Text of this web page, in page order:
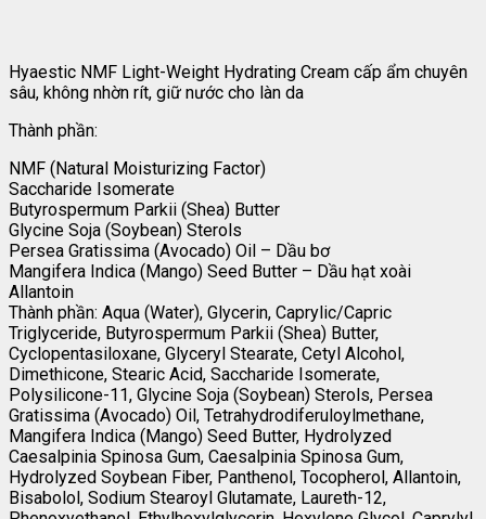
Hyaestic NMF Light-Weight Hydrating Cream cấp ẩm chuyên
sâu, không nhờn rít, giữ nước cho làn da
Thành phần:
NMF (Natural Moisturizing Factor)
Saccharide Isomerate
Butyrospermum Parkii (Shea) Butter
Glycine Soja (Soybean) Sterols
Persea Gratissima (Avocado) Oil – Dầu bơ
Mangifera Indica (Mango) Seed Butter – Dầu hạt xoài
Allantoin
Thành phần: Aqua (Water), Glycerin, Caprylic/Capric
Triglyceride, Butyrospermum Parkii (Shea) Butter,
Cyclopentasiloxane, Glyceryl Stearate, Cetyl Alcohol,
Dimethicone, Stearic Acid, Saccharide Isomerate,
Polysilicone-11, Glycine Soja (Soybean) Sterols, Persea
Gratissima (Avocado) Oil, Tetrahydrodiferuloylmethane,
Mangifera Indica (Mango) Seed Butter, Hydrolyzed
Caesalpinia Spinosa Gum, Caesalpinia Spinosa Gum,
Hydrolyzed Soybean Fiber, Panthenol, Tocopherol, Allantoin,
Bisabolol, Sodium Stearoyl Glutamate, Laureth-12,